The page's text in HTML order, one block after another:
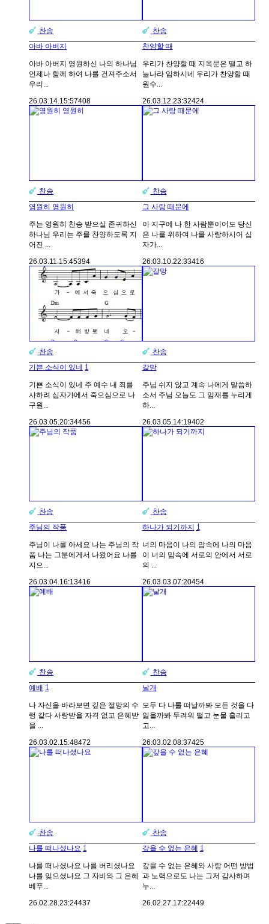
찬송
아바 아버지
아바 아버지 영원하신 나의 하나님
언제나 함께 하여 나를 건져주소서
우리...
26.03.14.15:57408
찬송
찬양할 때
우리가 찬양할 때 지옥문은 떨고 하
늘나라 임하시네 우리가 찬양할 때
원수...
26.03.12.23:32424
찬송
영원히 영원히
주는 영원히 찬송 받으실 존귀하신
하나님 우리는 주를 찬양하도록 지
어진 ...
26.03.11.15:45394
찬송
그 사랑 때문에
이 지구에 나 한 사람뿐이어도 당신
은 나를 위하여 나를 사랑하시어 십
자가...
26.03.10.22:33416
찬송
기쁜 소식이 있네 1
기쁜 소식이 있네 주 예수 내 죄를
사하려 십자가에서 죽으심으로 나
구원...
26.03.05. 20:34456
찬송
갈망
주님 쉬지 않고 계속 나에게 말씀하
소서 주님 오늘도 그 임재를 누리게
하...
26.03.05. 14:19402
찬송
주님의 작품
주님이 나를 아세요 나는 주님의 작
품 나는 그분에게서 나왔어요 나를
지으...
26.03.04.16:13416
찬송
하나가 되기까지 1
너의 마음이 나의 맘속에 나의 마음
이 너의 맘속에 서로의 안에서 서로
의 ...
26.03.03.07:20454
찬송
예배 1
나 자신을 바라보면 깊은 절망의 수
렁 같다 사랑받을 자격 없고 은혜받
을 ...
26.03.02.15:48472
찬송
날개
모두 다 나를 떠날까봐 모든 것을 다
잃을까봐 두려워 떨고 눈물 흘리고
고...
26.03.02.08:37425
찬송
나를 떠나셨나요 1
나를 떠나셨나요 나를 버리셨나요
나를 잊으셨나요 그 자비와 그 은혜
베푸...
26.02.28. 23:24437
찬송
갚을 수 없는 은혜 1
갚을 수 없는 은혜와 사랑 어떤 방법
과 노력으로도 나는 그저 감사하며
누...
26.02.27. 17:22449